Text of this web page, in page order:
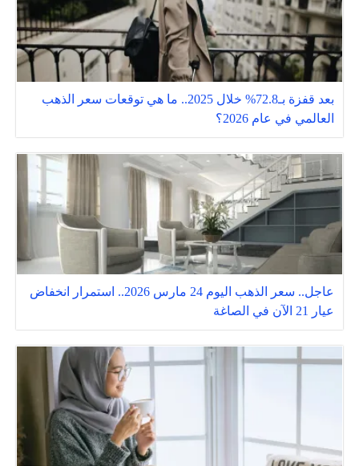
بعد قفزة بـ72.8% خلال 2025.. ما هي توقعات سعر الذهب
العالمي في عام 2026؟
عاجل.. سعر الذهب اليوم 24 مارس 2026.. استمرار انخفاض
عيار 21 الآن في الصاغة